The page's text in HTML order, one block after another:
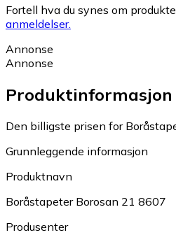
Fortell hva du synes om
anmeldelser.
Annonse
Annonse
Produktinformasjon
Den billigste prisen for
Grunnleggende informasjon
Produktnavn
Boråstapeter Borosan 21 8607
Produsenter